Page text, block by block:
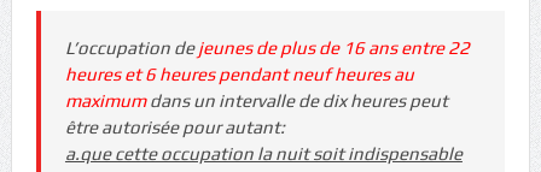
L’occupation dejeunes de plus de 16 ans entre 22
heures et 6 heures pendant neuf heures au
maximumdans un intervalle de dix heures peut
être autorisée pour autant:
a.que cette occupation la nuit soit indispensable